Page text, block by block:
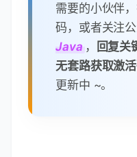
需要的小伙伴
码，或者关注公
Java ， 回复关
无套路获取激
更新中 ~。